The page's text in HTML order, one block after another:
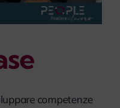
competenze